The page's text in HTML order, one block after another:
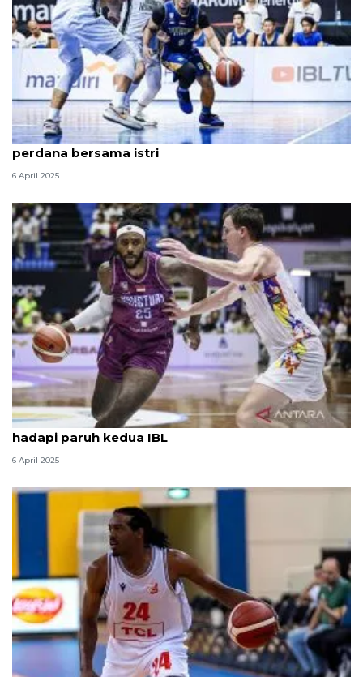
Yudha Saputera jalani Ramadan dan Idul fitri
perdana bersama istri
6 April 2025
Usai libur Lebaran, Hangtuah Jakarta tancap gas
hadapi paruh kedua IBL
6 April 2025